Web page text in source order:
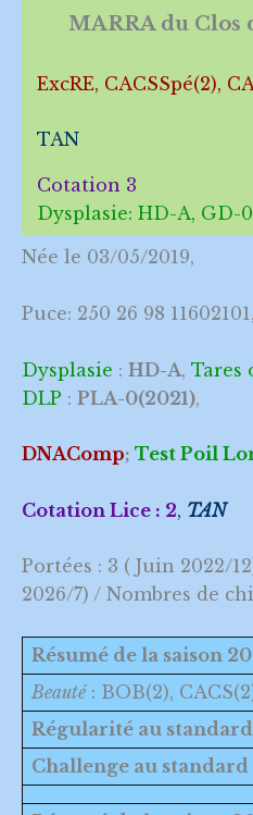
MARRA du Clos
ExcRE, CACSSpé(2),
TAN
Cotation 3
Dysplasie: HD-A, GD-0
Née le 03/05/2019,
Puce: 250 26 98
Dysplasie : HD-A, Tares
DLP : PLA-0(2021),
DNAComp; Test Poil
Cotation Lice : 2, TAN
Portées : 3 ( Juin 2022/
2026/7) / Nombres de
Résumé de la saison
Beauté: BOB(2),
Régularité au
Challenge au